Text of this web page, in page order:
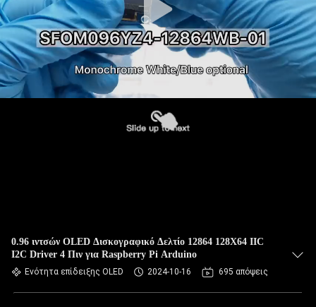
0.96 ιντσών OLED Δισκογραφικό Δελτίο 12864 128X64 IIC
I2C Driver 4 Πιν για Raspberry Pi Arduino
Ενότητα επίδειξης OLED 2024-10-16 695 απόψεις